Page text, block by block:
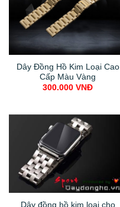
Dây Đồng Hồ Kim Loại Cao
Cấp Màu Vàng
300.000 VNĐ
Dây đồng hồ kim loại cho